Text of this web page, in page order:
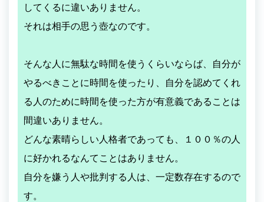
してくるに違いありません。
それは相手の思う壺なのです。
そんな人に無駄な時間を使うくらいならば、自分が
やるべきことに時間を使ったり、自分を認めてくれ
る人のために時間を使った方が有意義であることは
間違いありません。
どんな素晴らしい人格者であっても、１００％の人
に好かれるなんてことはありません。
自分を嫌う人や批判する人は、一定数存在するので
す。